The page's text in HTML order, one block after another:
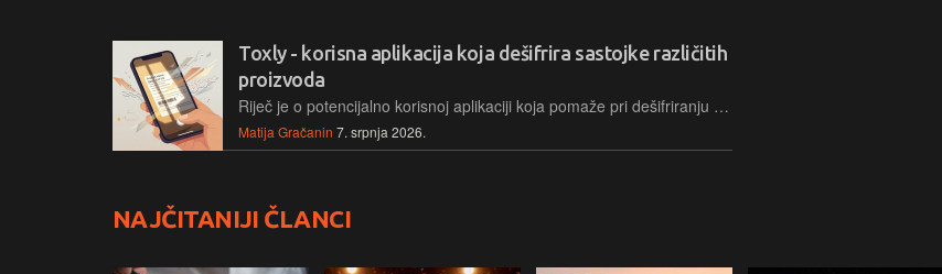
Toxly - korisna aplikacija koja dešifrira sastojke različitih
proizvoda
Riječ je o potencijalno korisnoj aplikaciji koja pomaže pri dešifriranju sastojaka navedenih na često vrlo sitno tiskanim deklaracijama te otkriva potencijalno štetne sastojka i pridonosi kod donošenja informiranih odluka o kupnji…
Matija Gračanin 7. srpnja 2026.
NAJČITANIJI ČLANCI